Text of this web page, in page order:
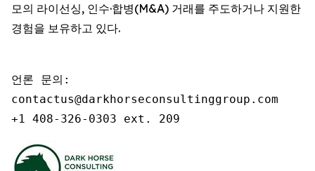
모의 라이선싱, 인수·합병(M&A) 거래를 주도하거나 지원한
경험을 보유하고 있다.
언론 문의:
contactus@darkhorseconsultinggroup.com
+1 408-326-0303 ext. 209